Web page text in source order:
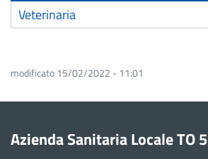
Veterinaria
modificato 15/02/2022 - 11:01
Azienda Sanitaria Locale TO 5